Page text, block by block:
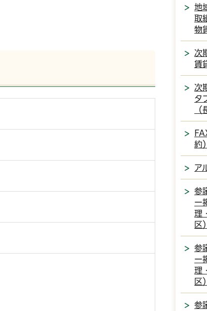
地
取
物
次
賃
次
タ
（
約）
ア
参
ー
理
区）
参
ー
理
区）
参